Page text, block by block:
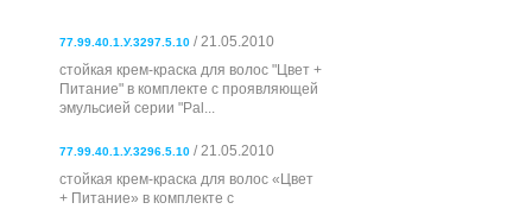
77.99.40.1.У.3297.5.10 / 21.05.2010
стойкая крем-краска для волос "Цвет +
Питание" в комплекте с проявляющей
эмульсией серии "Pal...
77.99.40.1.У.3296.5.10 / 21.05.2010
стойкая крем-краска для волос «Цвет
+ Питание» в комплекте с